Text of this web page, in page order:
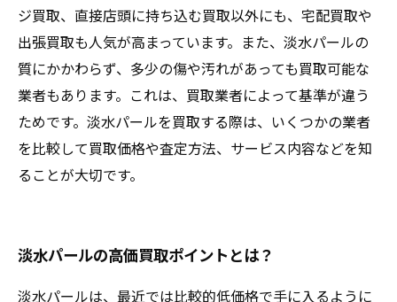
ジ買取、直接店頭に持ち込む買取以外にも、宅配買取や
出張買取も人気が高まっています。また、淡水パールの
質にかかわらず、多少の傷や汚れがあっても買取可能な
業者もあります。これは、買取業者によって基準が違う
ためです。淡水パールを買取する際は、いくつかの業者
を比較して買取価格や査定方法、サービス内容などを知
ることが大切です。
淡水パールの高価買取ポイントとは？
淡水パールは、最近では比較的低価格で手に入るように